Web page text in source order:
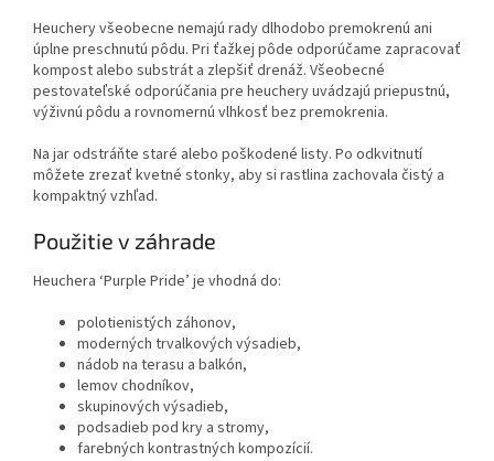
Heuchery všeobecne nemajú rady dlhodobo premokrenú ani
úplne preschnutú pôdu. Pri ťažkej pôde odporúčame zapracovať
kompost alebo substrát a zlepšiť drenáž. Všeobecné
pestovateľské odporúčania pre heuchery uvádzajú priepustnú,
výživnú pôdu a rovnomernú vlhkosť bez premokrenia.
Na jar odstráňte staré alebo poškodené listy. Po odkvitnutí
môžete zrezať kvetné stonky, aby si rastlina zachovala čistý a
kompaktný vzhľad.
Použitie v záhrade
Heuchera ‘Purple Pride’ je vhodná do:
polotienistých záhonov,
moderných trvalkových výsadieb,
nádob na terasu a balkón,
lemov chodníkov,
skupinových výsadieb,
podsadieb pod kry a stromy,
farebných kontrastných kompozícií.